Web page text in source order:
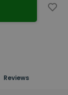
Reviews